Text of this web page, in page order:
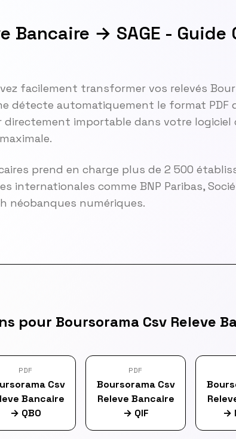
Bancaire → SAGE - Guide
facilement transformer vos relevés
détecte automatiquement le format PDF
directement importable dans votre logiciel
prend en charge plus de 2 500
internationales comme BNP Paribas,
néobanques numériques.
pour Boursorama Csv Releve
PDF
Csv
Bancaire
→ QBO
PDF
Boursorama Csv
Releve Bancaire
→ QIF
→